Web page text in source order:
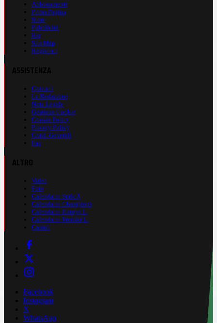
Abbonamenti
Prima Pagina
Store
Pubblicità
Rss
Site Map
Registrati
Contatti
La Redazione
Nota Legale
Gestione Cookie
Cookie Policy
Privacy Policy
Cond. Generali
Faq
Video
Foto
Calendario Serie A
Calendario Champions
Calendario Europa L.
Calendario Premier L.
Casinò
Facebook
Instagram
X
WhatsApp